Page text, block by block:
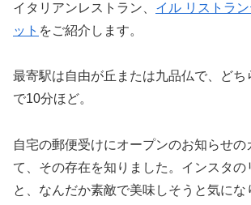
イタリアンレストラン、 イル リストラ
ット をご紹介します。
最寄駅は自由が丘または九品仏で、どち
で10分ほど。
自宅の郵便受けにオープンのお知らせの
て、その存在を知りました。インスタの
と、なんだか素敵で美味しそうと気にな